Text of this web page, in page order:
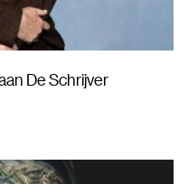
De Schrijver